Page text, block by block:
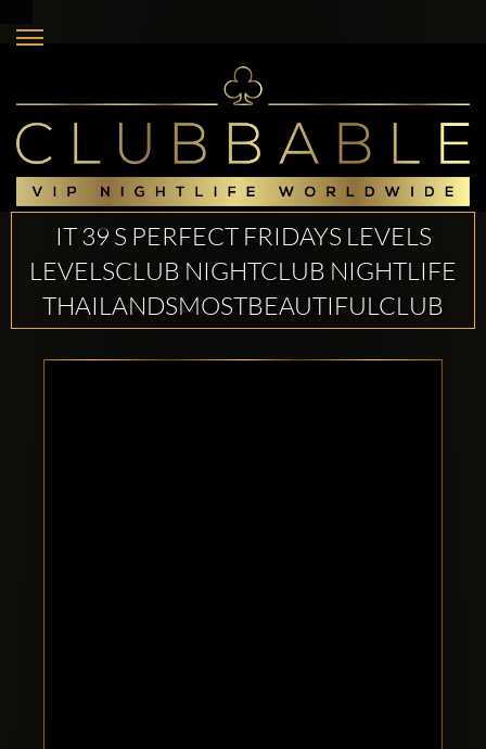
IT 39 S PERFECT FRIDAYS LEVELS
LEVELSCLUB NIGHTCLUB NIGHTLIFE
THAILANDSMOSTBEAUTIFULCLUB